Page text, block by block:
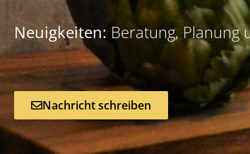
Neuigkeiten: Beratung, Planung
Nachricht schreiben